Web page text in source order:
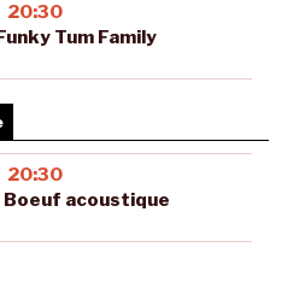
20:30
Tum Family
20:30
Boeuf acoustique